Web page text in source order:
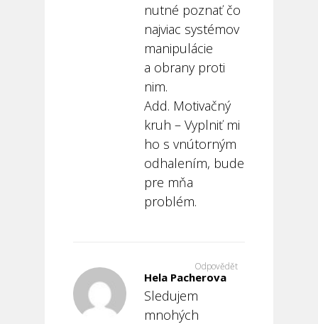
nutné poznať čo
najviac systémov
manipulácie
a obrany proti
nim.
Add. Motivačný
kruh – Vyplniť mi
ho s vnútorným
odhalením, bude
pre mňa
problém.
Hela Pacherova
Sledujem
mnohých
Odpovědět